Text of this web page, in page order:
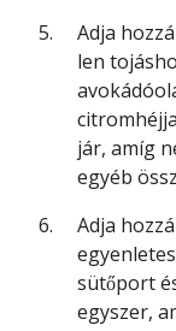
Adja
len
jár, amíg
egyéb
Adja
sütőport
egyszer,